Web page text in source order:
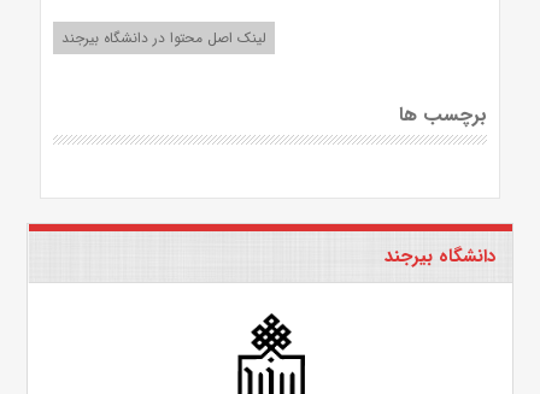
لینک اصل محتوا در دانشگاه بیرجند
برچسب ها
دانشگاه بیرجند